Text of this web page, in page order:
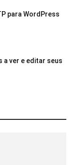
para WordPress
a ver e editar seus